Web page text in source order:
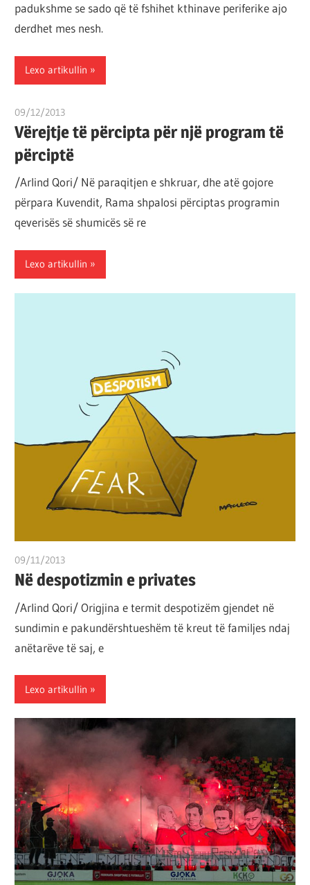
padukshme se sado që të fshihet kthinave periferike ajo
derdhet mes nesh.
Lexo artikullin
09/12/2013
Vërejtje të përcipta për një program të
përciptë
/Arlind Qori/ Në paraqitjen e shkruar, dhe atë gojore
përpara Kuvendit, Rama shpalosi përciptas programin
qeverisës së shumicës së re
Lexo artikullin
09/11/2013
Në despotizmin e privates
/Arlind Qori/ Origjina e termit despotizëm gjendet në
sundimin e pakundërshtueshëm të kreut të familjes ndaj
anëtarëve të saj, e
Lexo artikullin